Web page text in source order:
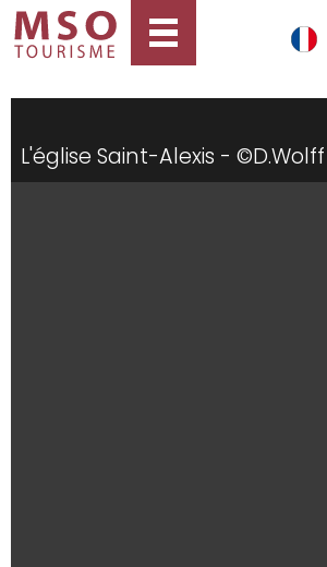
L'église Saint-Alexis - ©D.Wolff